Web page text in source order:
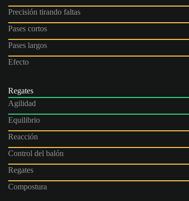
Precisión tirando faltas
Pases cortos
Pases largos
Efecto
Regates
Agilidad
Equilibrio
Reacción
Control del balón
Regates
Compostura